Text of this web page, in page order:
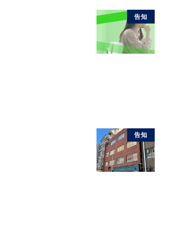
告知
告知